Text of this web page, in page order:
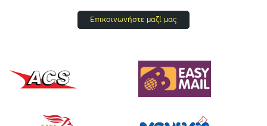
Επικοινωνήστε μαζί μας